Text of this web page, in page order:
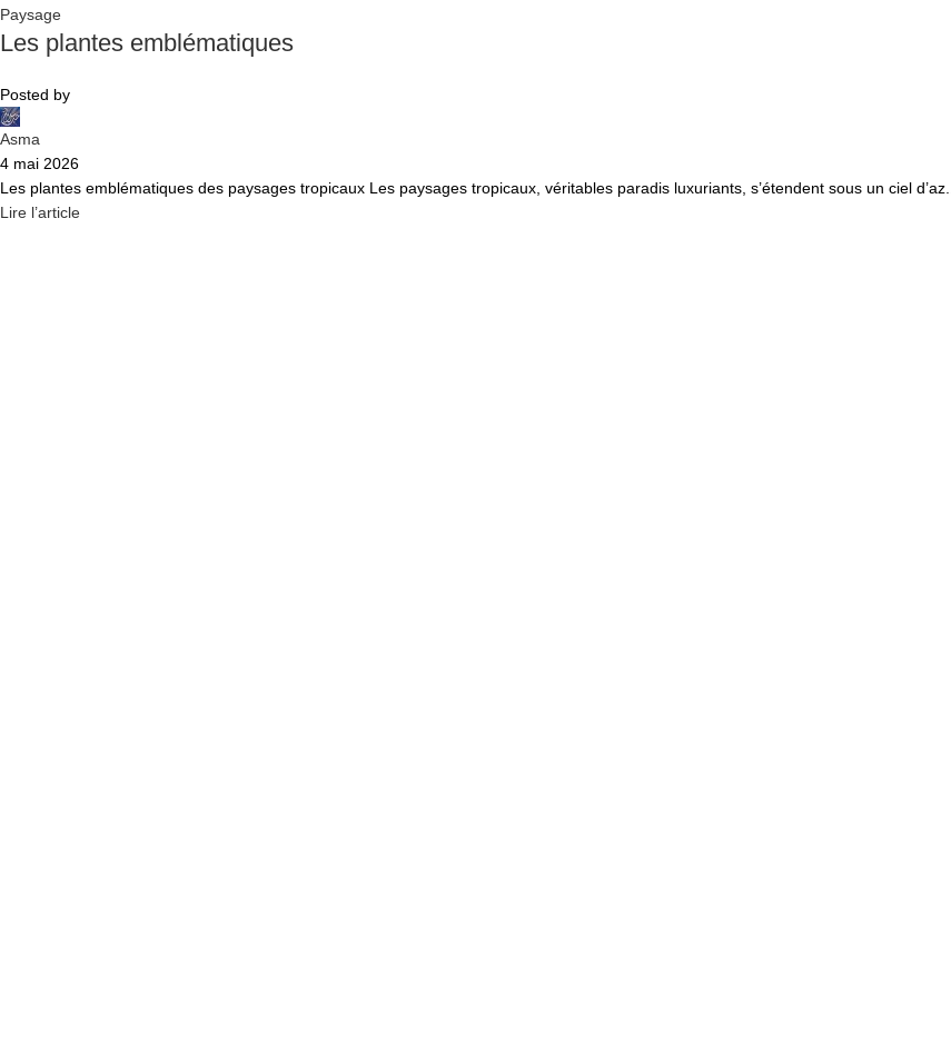
Paysage
Les plantes emblématiques
Posted by
Asma
4 mai 2026
Les plantes emblématiques des paysages tropicaux Les paysages tropicaux, véritables paradis luxuriants, s’étendent sous un ciel d’az...
Lire l’article